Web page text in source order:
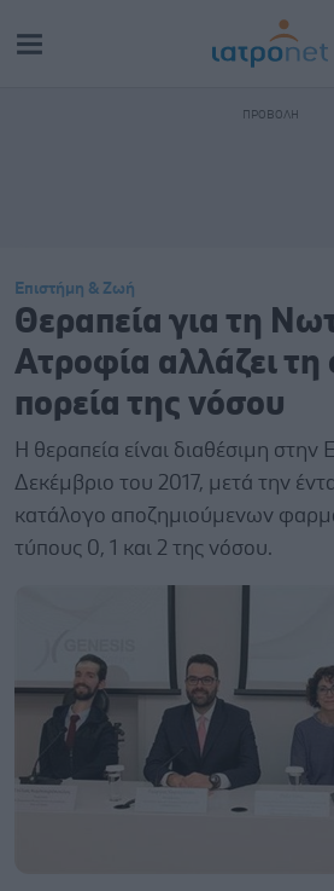
Επιστήμη & Ζωή
Θεραπεία για τη
Ατροφία αλλάζει τη
πορεία της νόσου
Η θεραπεία είναι διαθέσιμη στην
Δεκέμβριο του 2017, μετά την
κατάλογο αποζημιούμενων
τύπους 0, 1 και 2 της νόσου.